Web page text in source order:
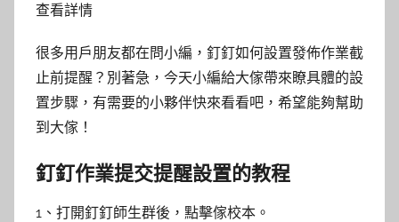
查看詳情
很多用戶朋友都在問小編，釘釘如何設置發佈作業截
止前提醒？別著急，今天小編給大傢帶來瞭具體的設
置步驟，有需要的小夥伴快來看看吧，希望能夠幫助
到大傢！
釘釘作業提交提醒設置的教程
1、打開釘釘師生群後，點擊傢校本。